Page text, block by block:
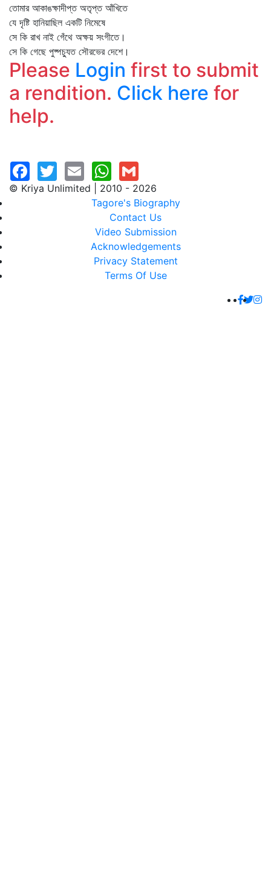
তোমার আকাঙক্ষাদীপ্ত অতৃপ্ত আঁখিতে
যে দৃষ্টি হানিয়াছিল একটি নিমেষে
সে কি রাখ নাই গেঁথে অক্ষয় সংগীতে।
সে কি গেছে পুষ্পচ্যুত সৌরভের দেশে।
Please Login first to submit
a rendition. Click here for
help.
© Kriya Unlimited | 2010 - 2026
Tagore's Biography
Contact Us
Video Submission
Acknowledgements
Privacy Statement
Terms Of Use